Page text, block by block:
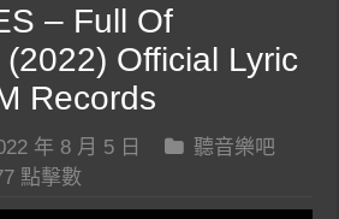
– Full Of
Official Lyric
Records
年 8 月 5 日
聽音樂吧
點擊數